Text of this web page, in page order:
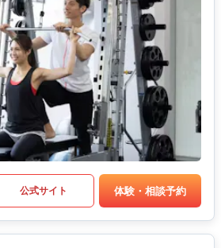
公式サイト 体験・相談予約